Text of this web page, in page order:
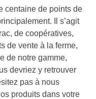
centaine de points de
Il s’agit
de coopératives,
de vente à la ferme,
de notre gamme,
devriez y retrouver
pas à nous
produits dans votre